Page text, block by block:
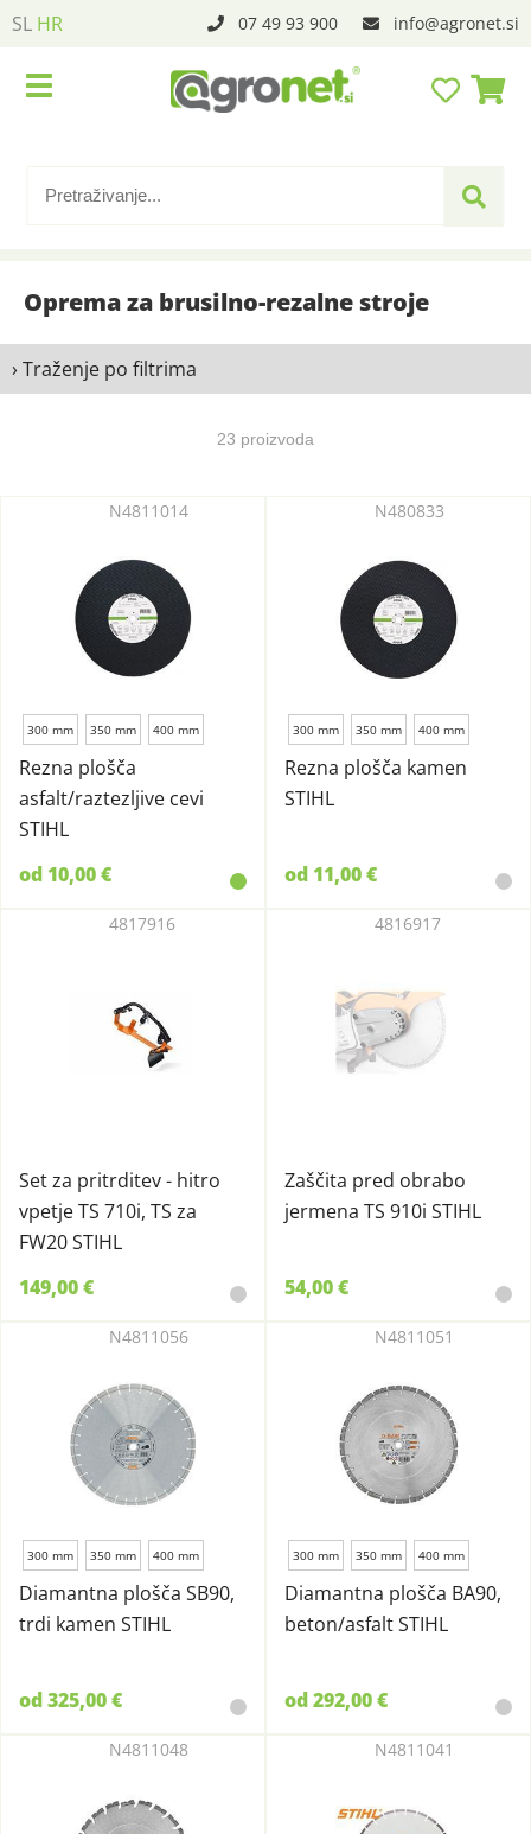
SL HR 07 49 93 900 info agronet.si
Oprema za brusilno-rezalne stroje
› Traženje po filtrima
23 proizvoda
300 mm 350 mm 400 mm
Rezna plošča
asfalt/raztezljive cevi
STIHL
N4811014
od 10,00 €
300 mm 350 mm 400 mm
Rezna plošča kamen
STIHL
N480833
od 11,00 €
Set za pritrditev - hitro
vpetje TS 710i, TS za
FW20 STIHL
4817916
149,00 €
Zaščita pred obrabo
jermena TS 910i STIHL
4816917
54,00 €
300 mm 350 mm 400 mm
Diamantna plošča SB90,
trdi kamen STIHL
N4811056
od 325,00 €
300 mm 350 mm 400 mm
Diamantna plošča BA90,
beton/asfalt STIHL
N4811051
od 292,00 €
N4811048 N4811041